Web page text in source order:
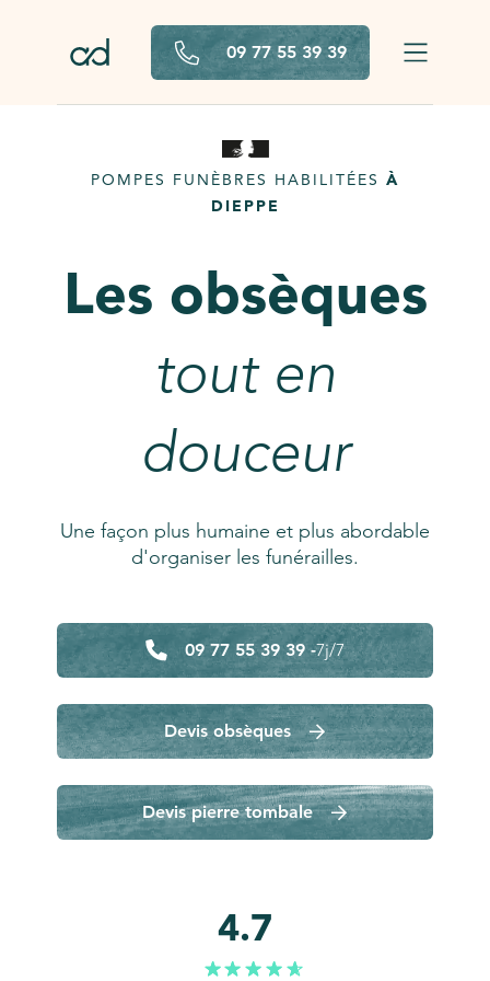
09 77 55 39 39
POMPES FUNÈBRES HABILITÉES À
DIEPPE
Les obsèques
tout en
douceur
Une façon plus humaine et plus abordable
d'organiser les funérailles.
09 77 55 39 39 -7j/7
Devis obsèques
Devis pierre tombale
4.7